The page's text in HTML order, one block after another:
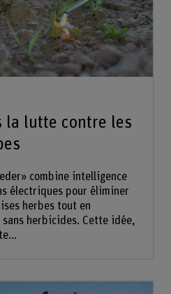
la lutte contre les
combine intelligence
électriques pour éliminer
herbes tout en
herbicides. Cette idée,